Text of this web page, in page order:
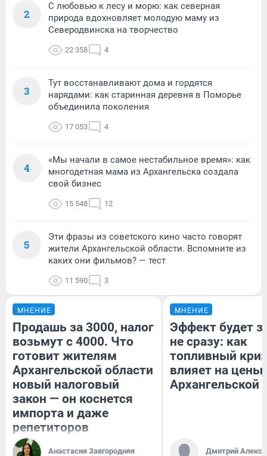
2
С любовью к лесу и морю: как северная
природа вдохновляет молодую маму из
Северодвинска на творчество
22 358 4
3
Тут восстанавливают дома и гордятся
нарядами: как старинная деревня в Поморье
объединила поколения
17 053 4
4
«Мы начали в самое нестабильное время»: как
многодетная мама из Архангельска создала
свой бизнес
15 548 12
5
Эти фразы из советского кино часто говорят
жители Архангельской области. Вспомните из
каких они фильмов? — тест
11 590 3
МНЕНИЕ
Продашь за 3000, налог
возьмут с 4000. Что
готовит жителям
Архангельской области
новый налоговый
закон — он коснется
импорта и даже
репетиторов
Анастасия Завгородняя
МНЕНИЕ
Эффект будет
не сразу: как
топливный
влияет на цены
Архангельской
Дмитрий